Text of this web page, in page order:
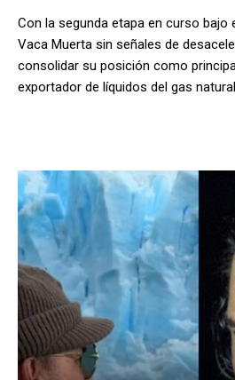
Con la segunda etapa en curso bajo
Vaca Muerta sin señales de
consolidar su posición como
exportador de líquidos del gas